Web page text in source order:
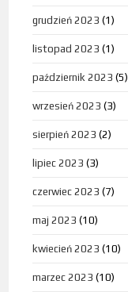
grudzień 2023 (1)
listopad 2023 (1)
październik 2023 (5)
wrzesień 2023 (3)
sierpień 2023 (2)
lipiec 2023 (3)
czerwiec 2023 (7)
maj 2023 (10)
kwiecień 2023 (10)
marzec 2023 (10)